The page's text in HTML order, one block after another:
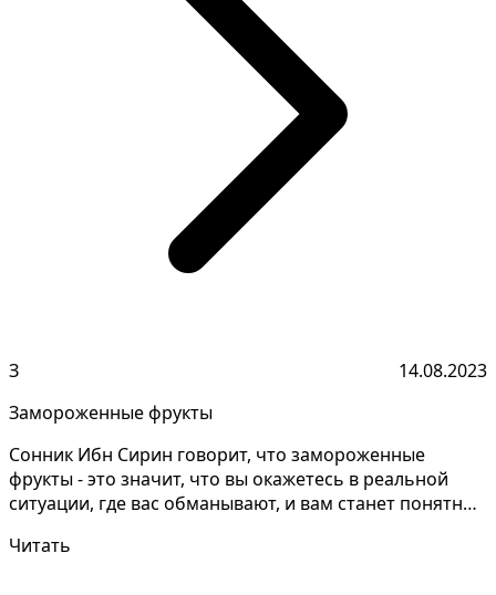
З
14.08.2023
Замороженные фрукты
Сонник Ибн Сирин говорит, что замороженные
фрукты - это значит, что вы окажетесь в реальной
ситуации, где вас обманывают, и вам станет понятно,
Читать